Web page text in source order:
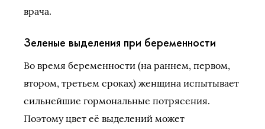
врача.
Зеленые выделения при беременности
Во время беременности (на раннем, первом,
втором, третьем сроках) женщина испытывает
сильнейшие гормональные потрясения.
Поэтому цвет её выделений может